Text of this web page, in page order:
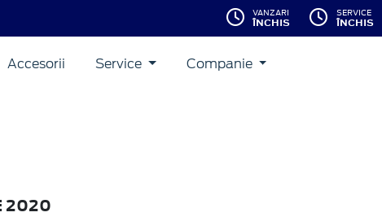
VANZARI
ÎNCHIS
SERVICE
ÎNCHIS
Accesorii Service Companie
2020